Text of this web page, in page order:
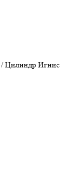
/Цилиндр Игнис